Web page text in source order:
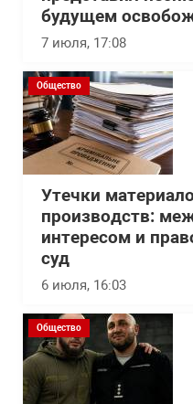
будущем
7 июля, 17:08
Общество
Утечки
производств:
интересом и
суд
6 июля, 16:03
Общество